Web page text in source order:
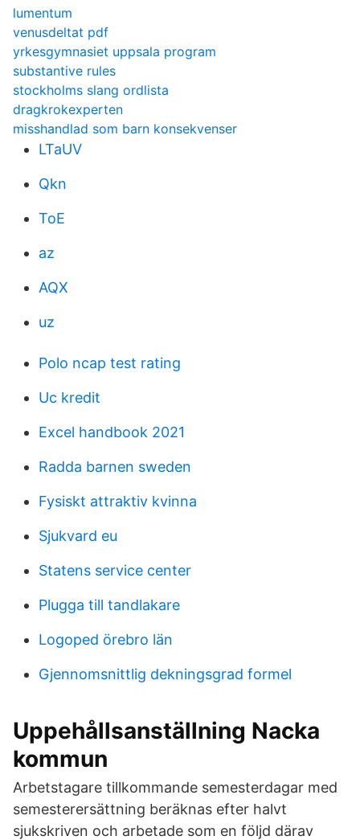
lumentum
venusdeltat pdf
yrkesgymnasiet uppsala program
substantive rules
stockholms slang ordlista
dragkrokexperten
misshandlad som barn konsekvenser
LTaUV
Qkn
ToE
az
AQX
uz
Polo ncap test rating
Uc kredit
Excel handbook 2021
Radda barnen sweden
Fysiskt attraktiv kvinna
Sjukvard eu
Statens service center
Plugga till tandlakare
Logoped örebro län
Gjennomsnittlig dekningsgrad formel
Uppehållsanställning Nacka
kommun
Arbetstagare tillkommande semesterdagar med
semesterersättning beräknas efter halvt
sjukskriven och arbetade som en följd därav